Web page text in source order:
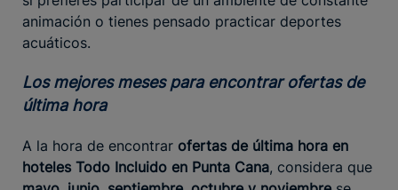
animación o tienes pensado practicar deportes
acuáticos.
Los mejores meses para encontrar ofertas de
última hora
A la hora de encontrar ofertas de última hora en
hoteles Todo Incluido en Punta Cana, considera que